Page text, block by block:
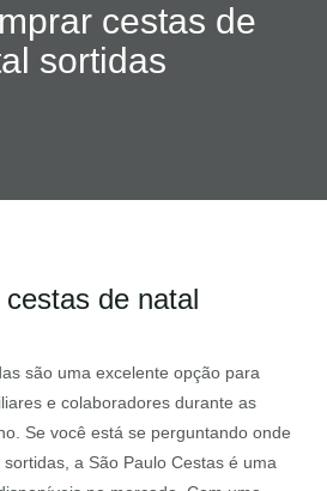
cestas de
sortidas
de natal
são uma excelente opção para
e colaboradores durante as
Se você está se perguntando onde
a São Paulo Cestas é uma